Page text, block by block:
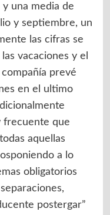
una media de
y septiembre, un
las cifras se
vacaciones y el
prevé
en el ultimo
frecuente que
aquellas
a lo
obligatorios
postergar”